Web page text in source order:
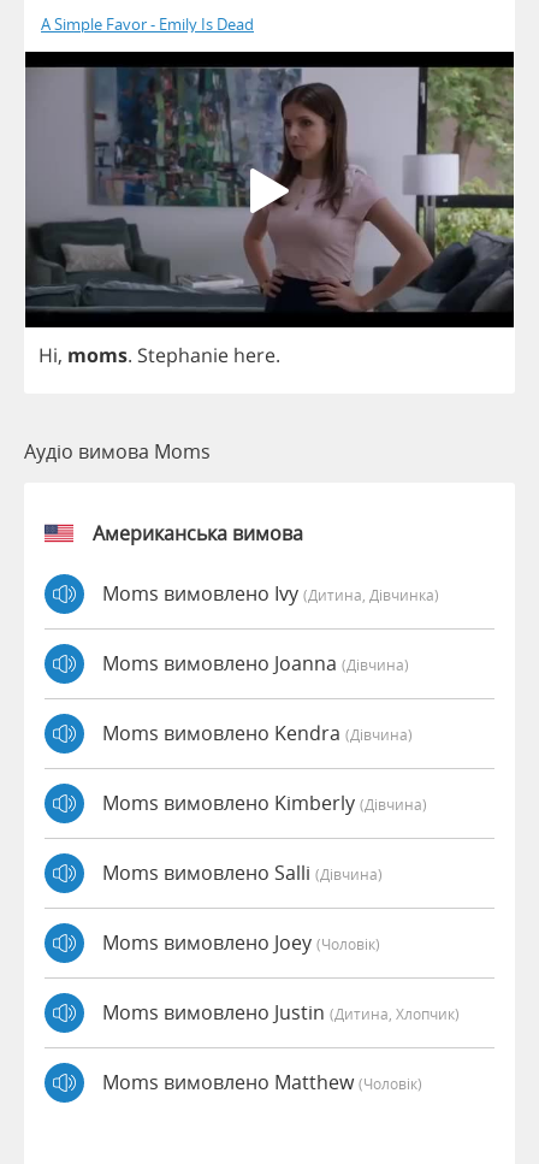
A Simple Favor - Emily Is Dead
Hi, moms. Stephanie here.
Аудіо вимова Moms
Американська вимова
Moms вимовлено Ivy (дитина, Дівчинка)
Moms вимовлено Joanna (дівчина)
Moms вимовлено Kendra (дівчина)
Moms вимовлено Kimberly (дівчина)
Moms вимовлено Salli (дівчина)
Moms вимовлено Joey (чоловік)
Moms вимовлено Justin (дитина, Хлопчик)
Moms вимовлено Matthew(чоловік)